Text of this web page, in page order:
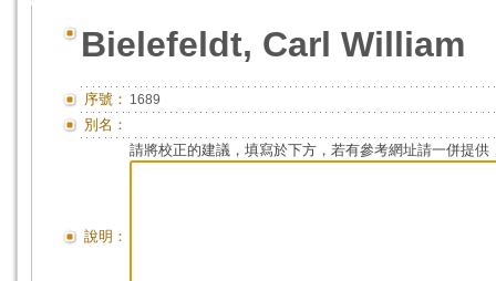
Bielefeldt, Carl William
序號： 1689
別名：
說明：
請將校正的建議，填寫於下方，若有參考網址請一併提供